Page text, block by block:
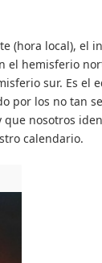
(hora local), el
el hemisferio
sur. Es el
por los no tan
nosotros
calendario.